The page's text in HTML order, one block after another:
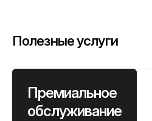
Полезные услуги
Премиальное
обслуживание